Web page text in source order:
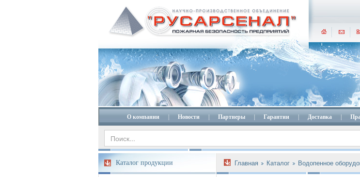
О компании Новости Партнеры Гарантии Доставка
Каталог продукции Главная Каталог Водопенное